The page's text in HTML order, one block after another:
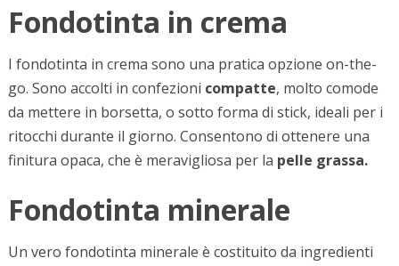
Fondotinta in crema
I fondotinta in crema sono una pratica opzione on-the-
go. Sono accolti in confezioni compatte, molto comode
da mettere in borsetta, o sotto forma di stick, ideali per i
ritocchi durante il giorno. Consentono di ottenere una
finitura opaca, che è meravigliosa per la pelle grassa.
Fondotinta minerale
Un vero fondotinta minerale è costituito da ingredienti